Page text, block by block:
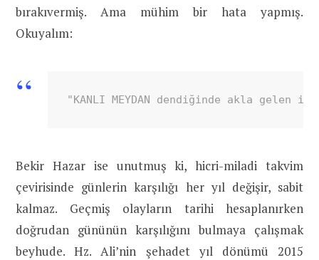
Şehadet
Yeri ve
Tarihi
21 Ramazan 40 (28 Ocak 661) – Kufe
Sebebi
tarafından zehirli hançerle şehit
Yeri
bırakıvermiş. Ama mühim bir hata yapmış.
Okuyalım:
"KANLI MEYDAN dendiğinde akla gelen
Bekir Hazar ise unutmuş ki, hicri-miladi takvim
çevirisinde günlerin karşılığı her yıl değişir, sabit
kalmaz. Geçmiş olayların tarihi hesaplanırken
doğrudan gününün karşılığını bulmaya çalışmak
beyhude. Hz. Ali’nin şehadet yıl dönümü 2015